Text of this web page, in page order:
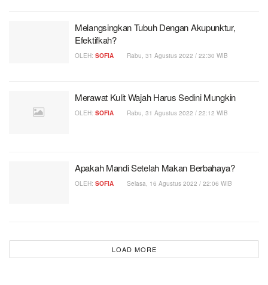
Melangsingkan Tubuh Dengan Akupunktur,
Efektifkah?
OLEH: SOFIA Rabu, 31 Agustus 2022 / 22:30 WIB
Merawat Kulit Wajah Harus Sedini Mungkin
OLEH: SOFIA Rabu, 31 Agustus 2022 / 22:12 WIB
Apakah Mandi Setelah Makan Berbahaya?
OLEH: SOFIA Selasa, 16 Agustus 2022 / 22:06 WIB
LOAD MORE